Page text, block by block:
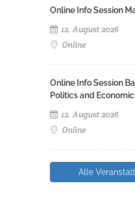
Online Info Session
12. August 2026
Online
Online Info Session
Politics and
12. August 2026
Online
Alle